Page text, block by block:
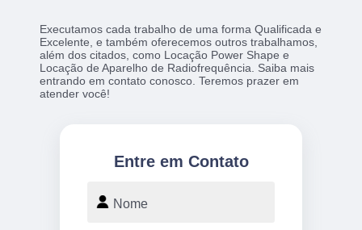
Executamos cada trabalho de uma forma Qualificada e
Excelente, e também oferecemos outros trabalhamos,
além dos citados, como Locação Power Shape e
Locação de Aparelho de Radiofrequência. Saiba mais
entrando em contato conosco. Teremos prazer em
atender você!
Entre em Contato